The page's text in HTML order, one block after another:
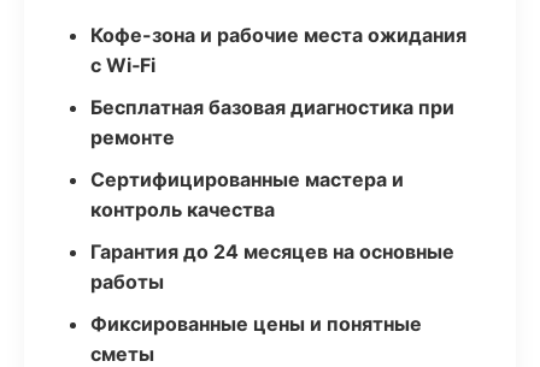
Кофе-зона и рабочие места ожидания
с Wi‑Fi
Бесплатная базовая диагностика при
ремонте
Сертифицированные мастера и
контроль качества
Гарантия до 24 месяцев на основные
работы
Фиксированные цены и понятные
сметы